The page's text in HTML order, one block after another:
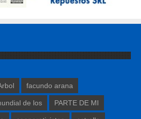
facundo arana
de los PARTE DE MI